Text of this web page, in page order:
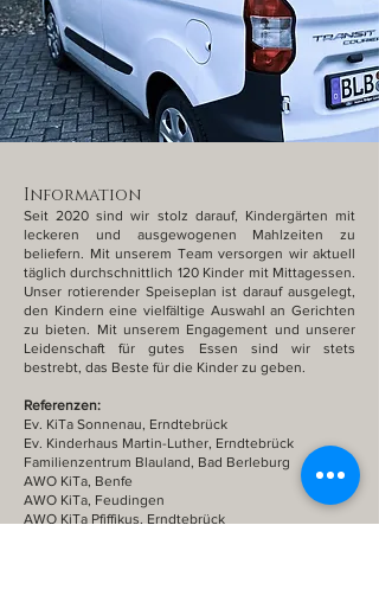
Information
Seit 2020 sind wir stolz darauf, Kindergärten mit
leckeren und ausgewogenen Mahlzeiten zu
beliefern. Mit unserem Team versorgen wir aktuell
täglich durchschnittlich 120 Kinder mit Mittagessen.
Unser rotierender Speiseplan ist darauf ausgelegt,
den Kindern eine vielfältige Auswahl an Gerichten
zu bieten. Mit unserem Engagement und unserer
Leidenschaft für gutes Essen sind wir stets
bestrebt, das Beste für die Kinder zu geben.
Referenzen:
Ev. KiTa Sonnenau, Erndtebrück
Ev. Kinderhaus Martin-Luther, Erndtebrück
Familienzentrum Blauland, Bad Berleburg
AWO KiTa, Benfe
AWO KiTa, Feudingen
AWO KiTa Pfiffikus, Erndtebrück